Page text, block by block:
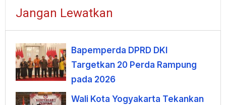
Jangan Lewatkan
Bapemperda DPRD DKI
Targetkan 20 Perda Rampung
pada 2026
Wali Kota Yogyakarta Tekankan